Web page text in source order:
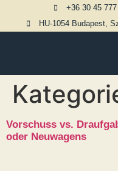
+36 30 45
HU-1054 Budapest,
Vorschuss vs.
oder Neuwagens